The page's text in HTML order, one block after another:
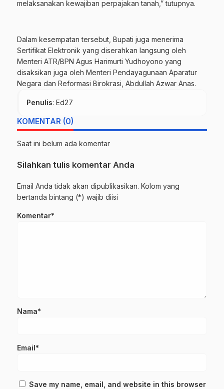
melaksanakan kewajiban perpajakan tanah,” tutupnya.
Dalam kesempatan tersebut, Bupati juga menerima
Sertifikat Elektronik yang diserahkan langsung oleh
Menteri ATR/BPN Agus Harimurti Yudhoyono yang
disaksikan juga oleh Menteri Pendayagunaan Aparatur
Negara dan Reformasi Birokrasi, Abdullah Azwar Anas.
Penulis: Ed27
KOMENTAR (0)
Saat ini belum ada komentar
Silahkan tulis komentar Anda
Email Anda tidak akan dipublikasikan. Kolom yang
bertanda bintang (*) wajib diisi
Komentar*
Nama*
Email*
Save my name, email, and website in this browser